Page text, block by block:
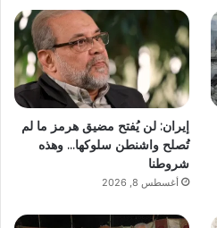
إيران: لن يُفتح مضيق هرمز ما لم
تُصلح واشنطن سلوكها… وهذه
شروطنا
أغسطس 8, 2026